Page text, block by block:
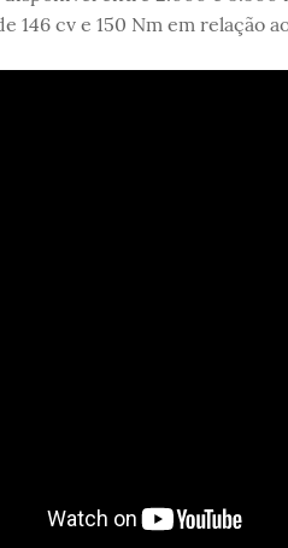
146 cv e 150 Nm em relação